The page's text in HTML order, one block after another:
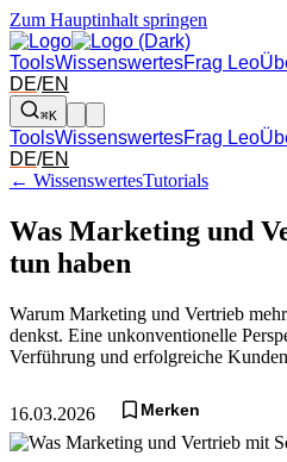
Zum Hauptinhalt springen
ToolsWissenswertesFrag Leo
DE/EN
⌘K
ToolsWissenswertesFrag Leo
DE/EN
← WissenswertesTutorials
Was Marketing und
tun haben
Warum Marketing und Vertrieb
denkst. Eine unkonventionelle
Verführung und erfolgreiche
16.03.2026 Merken